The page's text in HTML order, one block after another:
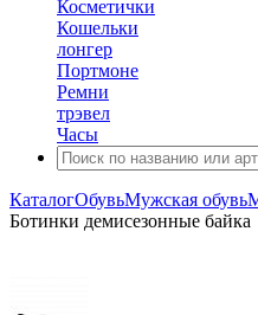
Косметички
Кошельки
лонгер
Портмоне
Ремни
трэвел
Часы
КаталогОбувьМужская обувь
Ботинки демисезонные байка